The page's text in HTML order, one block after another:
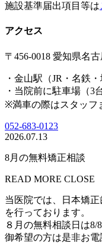
施設基準届出項目等は
アクセス
〒456-0018 愛知県名
・金山駅（JR・名鉄
・当院前に駐車場（3
※満車の際はスタッフ
052-683-0123
2026.07.13
8月の無料矯正相談
READ MORE CLOSE
当医院では、日本矯
を行っております。
８月の無料相談日は8/
御希望の方は是非お電